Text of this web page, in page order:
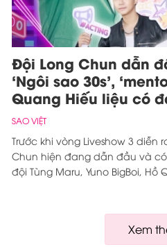
Đội Long Chun dẫn
‘Ngôi sao 30s’,
Quang Hiếu liệu có
SAO VIỆT
Trước khi vòng Liveshow 3 diễn
Chun hiện đang dẫn đầu và
đội Tùng Maru, Yuno BigBoi, Hồ
Xem